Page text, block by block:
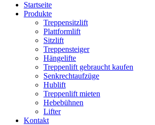
Startseite
Produkte
Treppensitzlift
Plattformlift
Sitzlift
Treppensteiger
Hängelifte
Treppenlift gebraucht kaufen
Senkrechtaufzüge
Hublift
Treppenlift mieten
Hebebühnen
Lifter
Kontakt